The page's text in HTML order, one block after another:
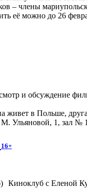
– члены
её можно до 26
и обсуждение
живет в Польше,
М. Ульяновой, 1, зал №
16+
Киноклуб с Еленой